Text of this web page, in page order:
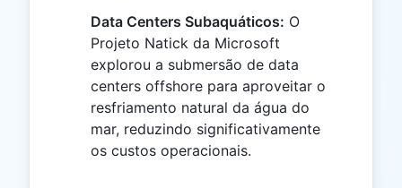
Data Centers Subaquáticos: O
Projeto Natick da Microsoft
explorou a submersão de data
centers offshore para aproveitar o
resfriamento natural da água do
mar, reduzindo significativamente
os custos operacionais.